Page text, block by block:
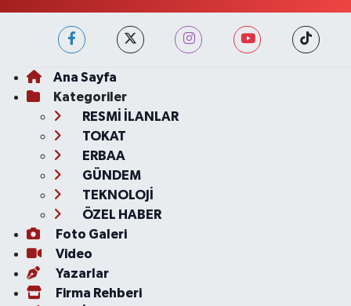
Ana Sayfa
Kategoriler
RESMİ İLANLAR
TOKAT
ERBAA
GÜNDEM
TEKNOLOJİ
ÖZEL HABER
Foto Galeri
Video
Yazarlar
Firma Rehberi